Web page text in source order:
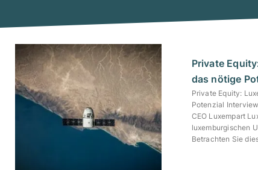
Private
das nötige
Private Equity:
Potenzial
CEO Luxempart
luxemburgischen
Betrachten Sie